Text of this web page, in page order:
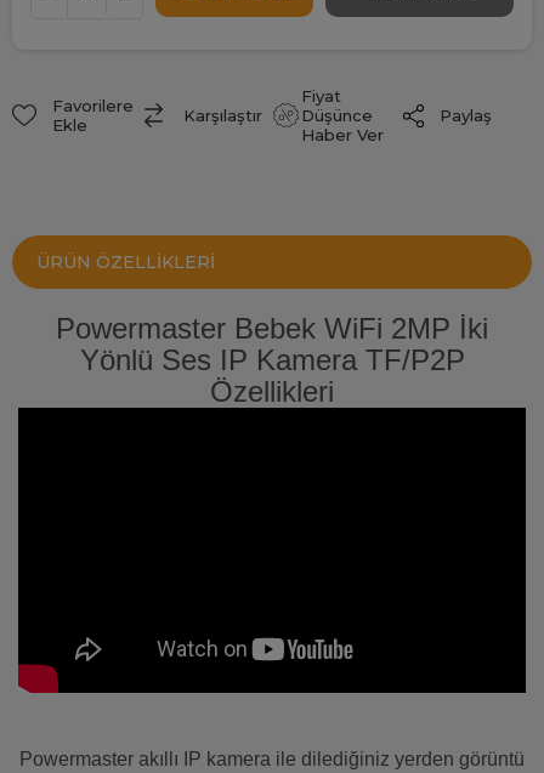
Favorilere
Ekle
Karşılaştır
Fiyat
Düşünce
Haber Ver
Paylaş
ÜRÜN ÖZELLIKLERI
Powermaster Bebek WiFi 2MP İki
Yönlü Ses IP Kamera TF/P2P
Özellikleri
Powermaster akıllı IP kamera ile dilediğiniz yerden görüntü